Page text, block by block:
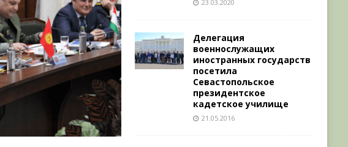
23.03.2020
Делегация
военнослужащих
иностранных государств
посетила
Севастопольское
президентское
кадетское училище
21.05.2016